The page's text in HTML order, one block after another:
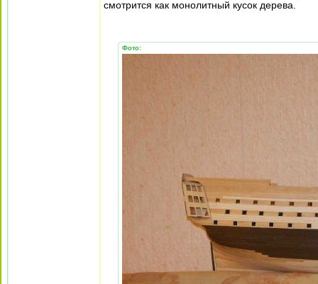
смотрится как монолитный кусок дерева.
Фото: